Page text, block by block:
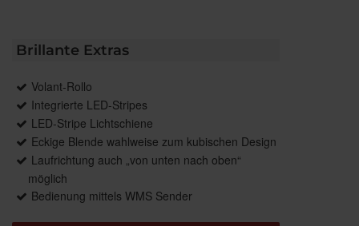
Brillante Extras
Volant-Rollo
Integrierte LED-Stripes
LED-Stripe Lichtschiene
Eckige Blende wahlweise zum kubischen Design
Laufrichtung auch „von unten nach oben“
möglich
Bedienung mittels WMS Sender